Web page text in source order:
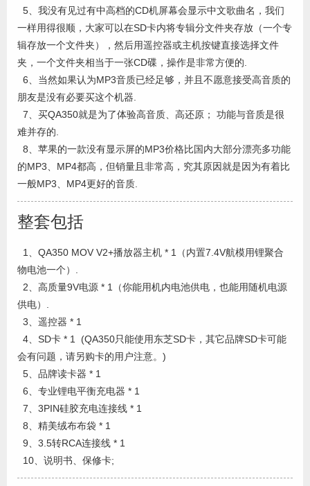
5、我没有见过有中高档的CD机屏幕会显示中文歌曲名，我们
一样用得很顺，大家可以在SD卡内将专辑分文件夹存放（一个专
辑存放一个文件夹），然后用遥控器或主机按键直接选择文件
夹，一个文件夹相当于一张CD碟，操作是非常方便的.
6、当然如果认为MP3音质已经足够，并且不愿意接受高音质的
朋友是没有必要买这个机器.
7、买QA350就是为了体验高音质、高还原； 功能与音质是很
难并存的.
8、苹果的一款没有显示屏的MP3价格比国内大部分漂亮多功能
的MP3、MP4都高，但销量且非常高，究其原因就是因为有着比
一般MP3、MP4更好的音质.
整套包括
1、QA350 MOV V2+播放器主机 * 1（内置7.4V航模用锂聚合
物电池一个）.
2、高质量9V电源 * 1（你能用机内电池供电，也能用随机电源
供电）.
3、遥控器 * 1
4、SD卡 * 1 (QA350只能使用东芝SD卡，其它品牌SD卡可能
会有问题，请另购卡的用户注意。)
5、品牌读卡器 * 1
6、专业锂电平衡充电器 * 1
7、3PIN硅胶充电连接线 * 1
8、精美绒布布袋 * 1
9、3.5转RCA连接线 * 1
10、说明书、保修卡;